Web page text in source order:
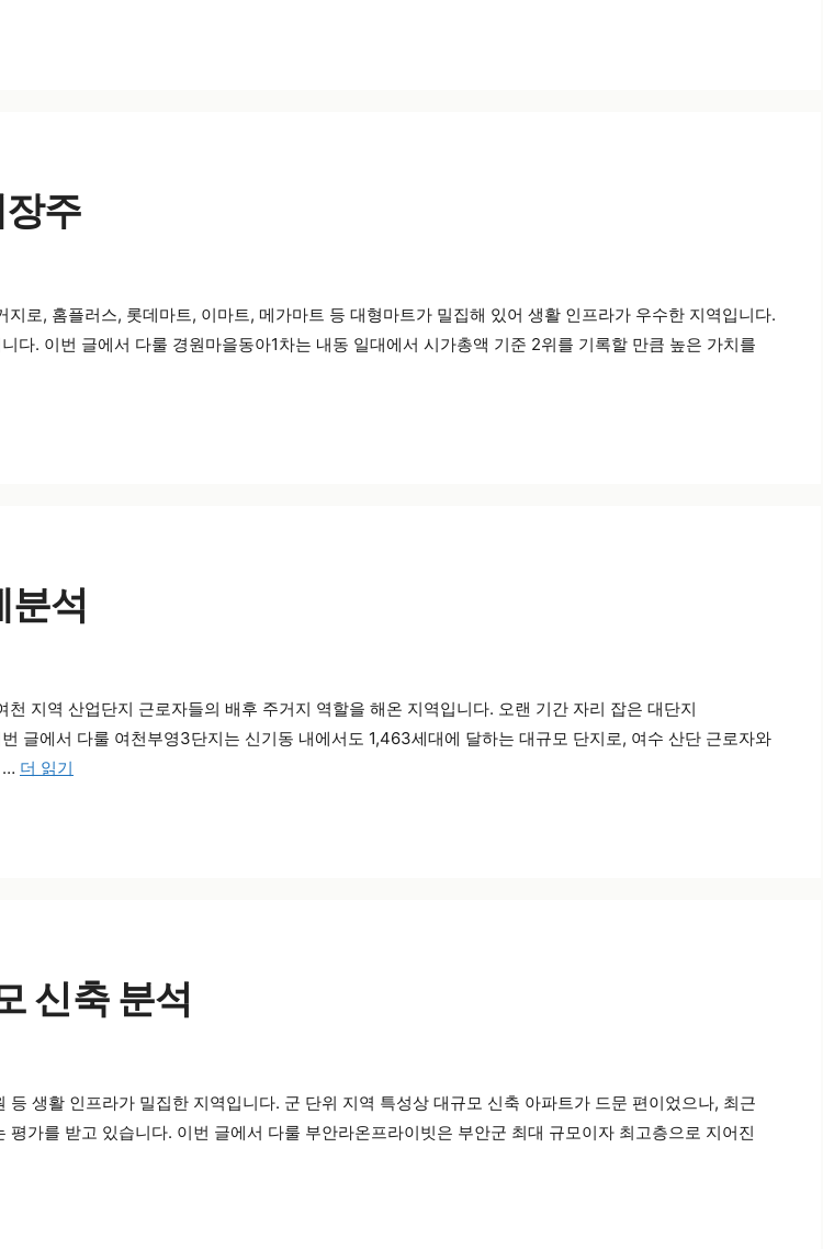
주
로, 홈플러스, 롯데마트, 이마트, 메가마트 등 대형마트가 밀집해 있어 생활 인프라가 우수한 지역입니다.
다. 이번 글에서 다룰 경원마을동아1차는 내동 일대에서 시가총액 기준 2위를 기록할 만큼 높은 가치를
분석
지역 산업단지 근로자들의 배후 주거지 역할을 해온 지역입니다. 오랜 기간 자리 잡은 대단지
글에서 다룰 여천부영3단지는 신기동 내에서도 1,463세대에 달하는 대규모 단지로, 여수 산단 근로자와
… 더 읽기
신축 분석
생활 인프라가 밀집한 지역입니다. 군 단위 지역 특성상 대규모 신축 아파트가 드문 편이었으나, 최근
가를 받고 있습니다. 이번 글에서 다룰 부안라온프라이빗은 부안군 최대 규모이자 최고층으로 지어진